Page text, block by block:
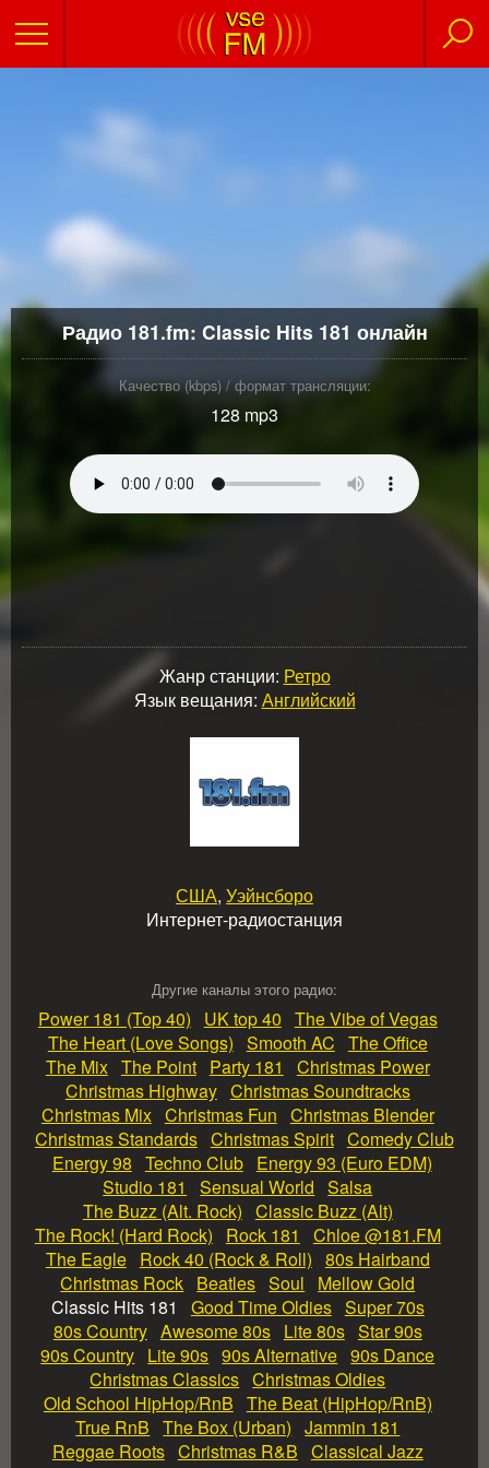
Радио 181.fm: Classic Hits 181 онлайн
Качество (kbps) / формат трансляции:
128 mp3
Жанр станции: Ретро
Язык вещания: Английский
США, Уэйнсборо
Интернет-радиостанция
Другие каналы этого радио:
Power 181 (Top 40) UK top 40 The Vibe of Vegas
The Heart (Love Songs) Smooth AC The Office
The Mix The Point Party 181
Christmas Power
Christmas Highway Christmas Soundtracks
Christmas Mix Christmas Fun Christmas Blender
Christmas Standards Christmas Spirit Comedy Club
Energy 98 Techno Club Energy 93 (Euro EDM)
Studio 181
Sensual World Salsa
The Buzz (Alt. Rock) Classic Buzz (Alt)
The Rock! (Hard Rock)
Rock 181
Chloe @181.FM
The Eagle Rock 40 (Rock & Roll) 80s Hairband
Christmas Rock Beatles Soul
Mellow Gold
Classic Hits 181 Good Time Oldies Super 70s
80s Country Awesome 80s Lite 80s Star 90s
90s Country Lite 90s 90s Alternative 90s Dance
Christmas Classics Christmas Oldies
Old School HipHop/RnB The Beat (HipHop/RnB)
True RnB The Box (Urban) Jammin 181
Reggae Roots Christmas R&B Classical Jazz